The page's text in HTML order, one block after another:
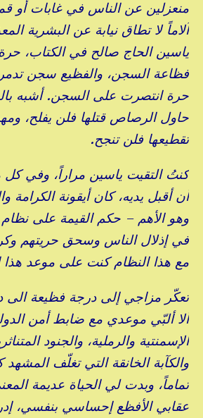
منعزلين عن الناس في غابات أو
آلاماً لا تطاق نيابة عن البشرية
ياسين الحاج صالح في الكتاب،
فظاعة السجن، والفظيع سجن
حرة انتصرت على السجن. أشبه
حاول الرصاص قتلها فلن يفلح،
تقطيعها فلن تنجح.
كنتُ التقيت ياسين مراراً، وفي
أن أقبل يديه، كان أيقونة الكرامة
وهو الأهم – حكم القيمة على
في إذلال الناس وسحق حريتهم
مع هذا النظام كنت على موعد هذا
تعكّر مزاجي إلى درجة فظيعة الى
ألا ألبّي موعدي مع ضابط أمن
الإسمنتية والرملية، والجنود
والكآبة الخانقة التي تغلّف
تماماً، وبدت لي الحياة عديمة
عقابي الأفظع إحساسي بنفسي،